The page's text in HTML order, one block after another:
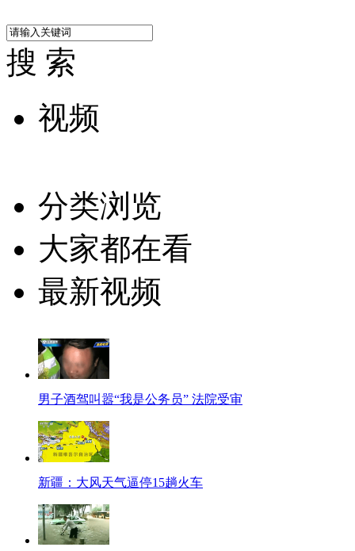
搜 索
视频
分类浏览
大家都在看
最新视频
男子酒驾叫嚣“我是公务员” 法院受审
新疆：大风天气逼停15趟火车